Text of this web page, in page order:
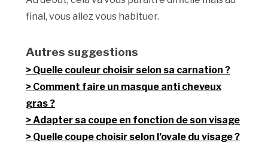
final, vous allez vous habituer.
Autres suggestions
Quelle couleur choisir selon sa carnation ?
Comment faire un masque anti cheveux
gras ?
Adapter sa coupe en fonction de son visage
Quelle coupe choisir selon l’ovale du visage ?